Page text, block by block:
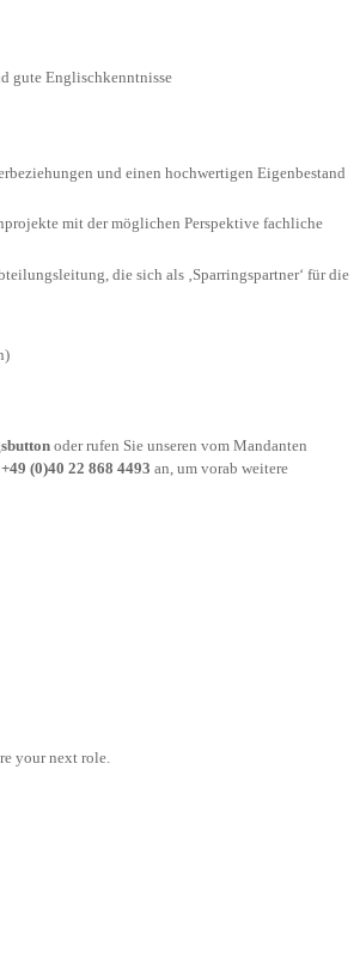
gute Englischkenntnisse
und einen hochwertigen Eigenbestand
mit der möglichen Perspektive fachliche
die sich als ‚Sparringspartner‘ für die
oder rufen Sie unseren vom Mandanten
+49 (0)40 22 868 4493 an, um vorab weitere
your next role.